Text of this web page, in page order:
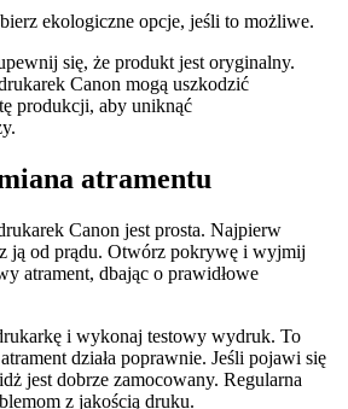
ekologiczne opcje, jeśli to możliwe.
się, że produkt jest oryginalny.
Canon mogą uszkodzić
produkcji, aby uniknąć
atramentu
Canon jest prosta. Najpierw
ją od prądu. Otwórz pokrywę i wyjmij
atrament, dbając o prawidłowe
i wykonaj testowy wydruk. To
działa poprawnie. Jeśli pojawi się
jest dobrze zamocowany. Regularna
z jakością druku.